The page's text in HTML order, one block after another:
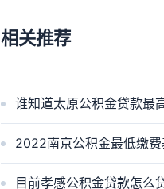
相关推荐
谁知道太原公积金贷款最
2022南京公积金最低缴
目前孝感公积金贷款怎么